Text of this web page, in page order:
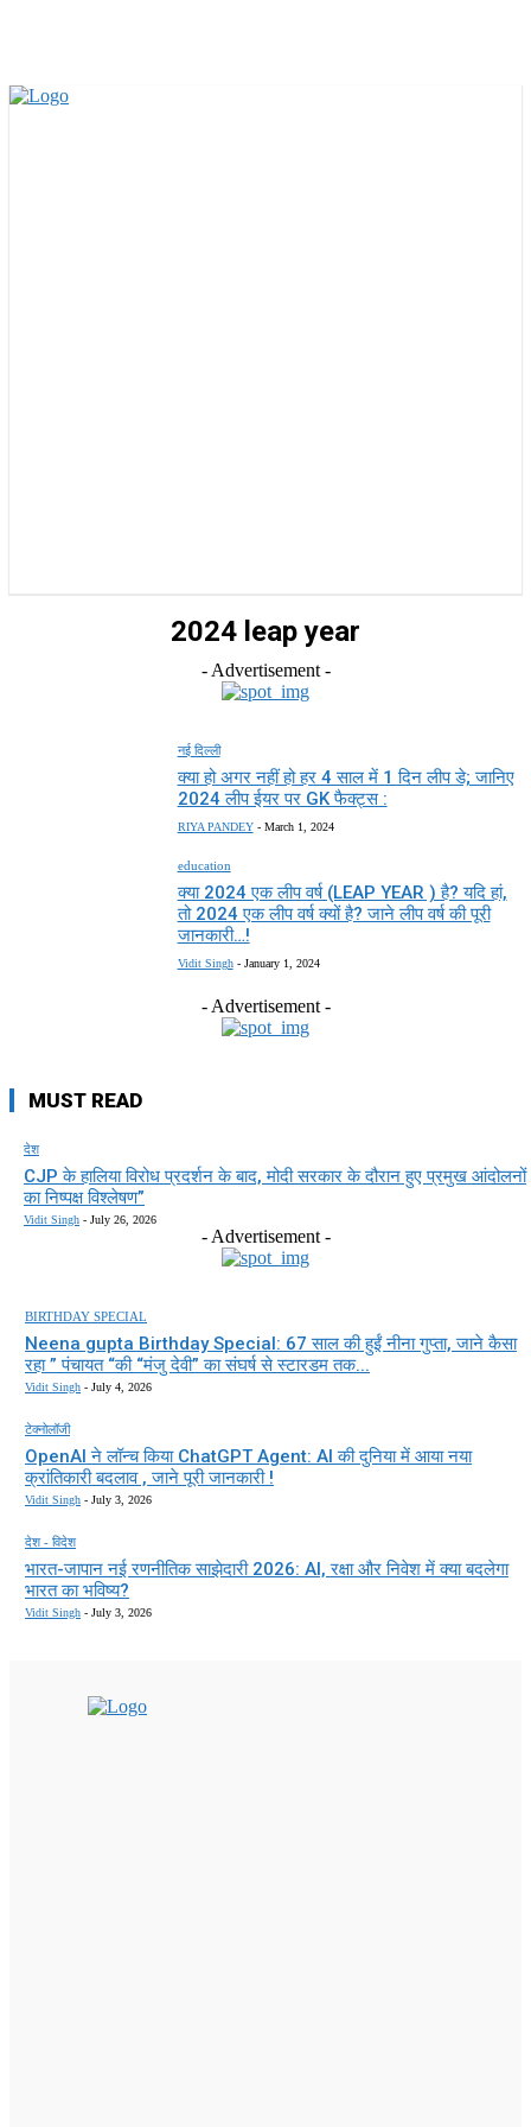
2024 leap year
- Advertisement -
नई दिल्ली
क्या हो अगर नहीं हो हर 4 साल में 1 दिन लीप डे; जानिए
2024 लीप ईयर पर GK फैक्ट्स :
RIYA PANDEY - March 1, 2024
education
क्या 2024 एक लीप वर्ष (LEAP YEAR ) है? यदि हां,
तो 2024 एक लीप वर्ष क्यों है? जाने लीप वर्ष की पूरी
जानकारी…!
Vidit Singh - January 1, 2024
- Advertisement -
MUST READ
देश
CJP के हालिया विरोध प्रदर्शन के बाद, मोदी सरकार के दौरान हुए प्रमुख आंदोलनों
का निष्पक्ष विश्लेषण”
Vidit Singh - July 26, 2026
- Advertisement -
BIRTHDAY SPECIAL
Neena gupta Birthday Special: 67 साल की हुईं नीना गुप्ता, जाने कैसा
रहा ” पंचायत “की “मंजु देवी” का संघर्ष से स्टारडम तक...
Vidit Singh - July 4, 2026
टेक्नोलॉजी
OpenAI ने लॉन्च किया ChatGPT Agent: AI की दुनिया में आया नया
क्रांतिकारी बदलाव , जाने पूरी जानकारी !
Vidit Singh - July 3, 2026
देश - विदेश
भारत-जापान नई रणनीतिक साझेदारी 2026: AI, रक्षा और निवेश में क्या बदलेगा
भारत का भविष्य?
Vidit Singh - July 3, 2026